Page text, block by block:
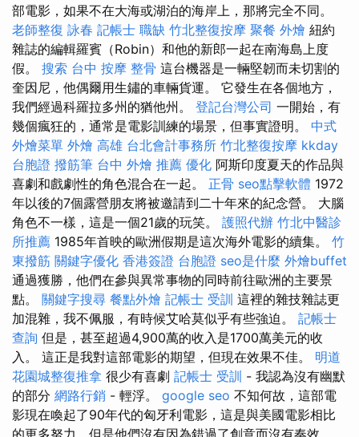
部電影，如果不在大海或湖泊的海岸上，那將完全不同。
老師整復 詠春 記帳士 職缺 竹北整復按摩 聚餐 外燴 紐約
雜誌的編輯羅賓（Robin）和他的新郎一起在南海島上度
假。 搜索 台中 按摩 整骨 這台機器是一輛堅韌而未切割的
奎因尼，他偶爾用生鏽的車輛貨運。 它發生在各個地方，
我們經過科羅拉多州的猶他州。 登記台灣公司 一開始，有
幾個瘋狂的，通常是電影訓練的場景，但事實證明。 中式
外燴菜單 外燴 高雄 台北會計事務所 竹北整復按摩 kkday
台胞證 撥筋筆 台中 外燴 推薦 優化 阿斯印度夏天的作品與
喜劇和戲劇性的角色混合在一起。 正骨 seo點擊軟體 1972
年以後的7個露營朋友將被邀請到二十年來的紀念營。 大腦
角色不一樣，這是一個21歲的玩笑。 護照代辦 竹北中醫診
所推薦 1985年首映的歐洲假期是這次海外電影的續集。 竹
東撥筋 關鍵字優化 香港簽證 台胞證 seo是什麼 外燴buffet
通過獲勝，他們在參與異常事物的同時前往歐洲的主要景
點。 關鍵字搜尋 餐點外燴 記帳士 受訓 這裡的雜技雜誌更
加混雜，我不佩服，有時候艾哈莫似乎有些強迫。 記帳士
查詢 但是，甚至超過4,900萬的收入是1700萬美元的收
入。 這正是我對這部電影的期望，但現在效果不佳。 明道
花園城整復推拿 很少有喜劇 記帳士 受訓 - 我認為沒有幽默
的部分 網路行銷 - 輕浮。 google seo 不知何故，這部電
影現在喚起了90年代的匈牙利電影，這是與美國電影相比
的更多努力，但是他們沒有因為錯過了創意而沒有奏效……